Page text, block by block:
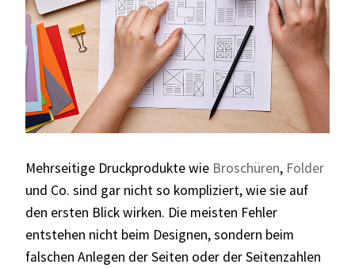
Mehrseitige Druckprodukte wie Broschüren, Folder
und Co. sind gar nicht so kompliziert, wie sie auf
den ersten Blick wirken. Die meisten Fehler
entstehen nicht beim Designen, sondern beim
falschen Anlegen der Seiten oder der Seitenzahlen